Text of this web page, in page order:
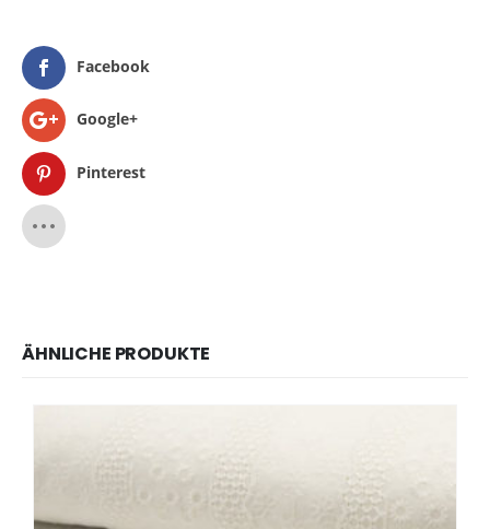
Facebook
Google+
Pinterest
ÄHNLICHE PRODUKTE